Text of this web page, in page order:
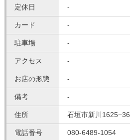
定休日 -
カード -
駐車場 -
アクセス -
お店の形態 -
備考 -
住所 石垣市新川1625−36
電話番号 080-6489-1054